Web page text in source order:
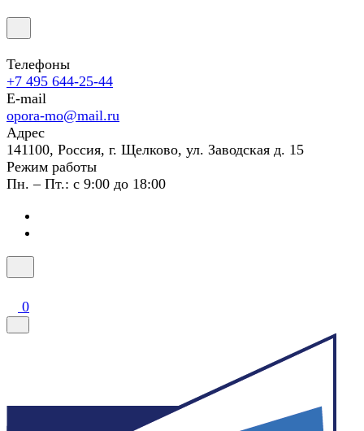
Телефоны
+7 495 644-25-44
E-mail
opora-mo@mail.ru
Адрес
141100, Россия, г. Щелково, ул. Заводская д. 15
Режим работы
Пн. – Пт.: с 9:00 до 18:00
0